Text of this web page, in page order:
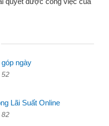
ngày
52
Lãi Suất Online
82